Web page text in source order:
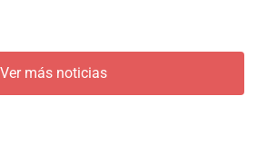
Ver más noticias